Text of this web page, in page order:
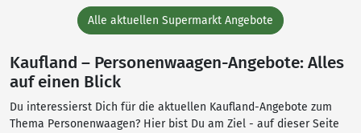
Alle aktuellen Supermarkt Angebote
Kaufland – Personenwaagen-Angebote: Alles
auf einen Blick
Du interessierst Dich für die aktuellen Kaufland-Angebote zum
Thema Personenwaagen? Hier bist Du am Ziel - auf dieser Seite